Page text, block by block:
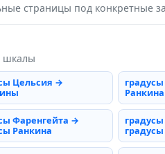
страницы под конкретные
шкалы
Цельсия →
Ранкина
Фаренгейта →
Ранкина